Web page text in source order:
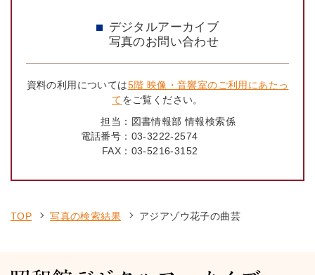
デジタルアーカイブ
写真のお問い合わせ
資料の利用については5階 映像・音響室のご利用にあたっ
てをご覧ください。
担当： 図書情報部 情報検索係
電話番号： 03-3222-2574
FAX： 03-5216-3152
TOP 写真の検索結果 アジアゾウ花子の曲芸